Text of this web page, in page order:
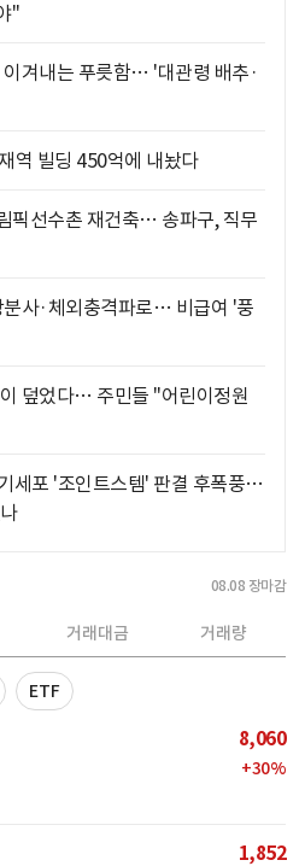
"
겨내는 푸릇함… '대관령 배추·
역 빌딩 450억에 내놨다
픽선수촌 재건축… 송파구, 직무
분사·체외충격파로… 비급여 '풍
덮었다… 주민들 "어린이정원
세포 '조인트스템' 판결 후폭풍…
08.08 장마감
거래대금 거래량
ETF
8,060
+30%
1,852